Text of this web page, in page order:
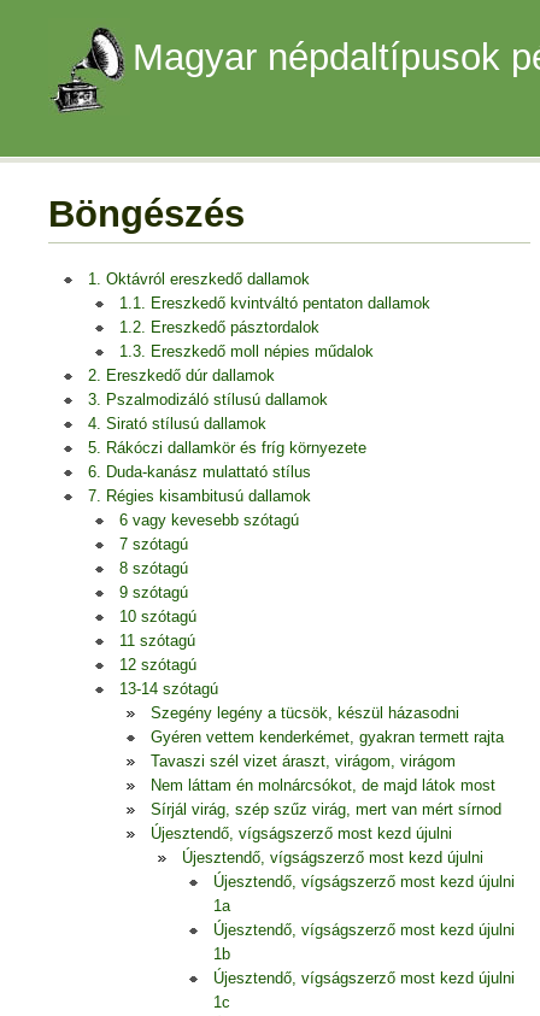
Magyar népdaltípusok
Böngészés
1. Oktávról ereszkedő dallamok
1.1. Ereszkedő kvintváltó pentaton dallamok
1.2. Ereszkedő pásztordalok
1.3. Ereszkedő moll népies műdalok
2. Ereszkedő dúr dallamok
3. Pszalmodizáló stílusú dallamok
4. Sirató stílusú dallamok
5. Rákóczi dallamkör és fríg környezete
6. Duda-kanász mulattató stílus
7. Régies kisambitusú dallamok
6 vagy kevesebb szótagú
7 szótagú
8 szótagú
9 szótagú
10 szótagú
11 szótagú
12 szótagú
13-14 szótagú
Szegény legény a tücsök, készül házasodni
Gyéren vettem kenderkémet, gyakran termett rajta
Tavaszi szél vizet áraszt, virágom, virágom
Nem láttam én molnárcsókot, de majd látok most
Sírjál virág, szép szűz virág, mert van mért sírnod
Újesztendő, vígságszerző most kezd újulni
Újesztendő, vígságszerző most kezd újulni
Újesztendő, vígságszerző most kezd újulni
1a
Újesztendő, vígságszerző most kezd újulni
1b
Újesztendő, vígságszerző most kezd újulni
1c